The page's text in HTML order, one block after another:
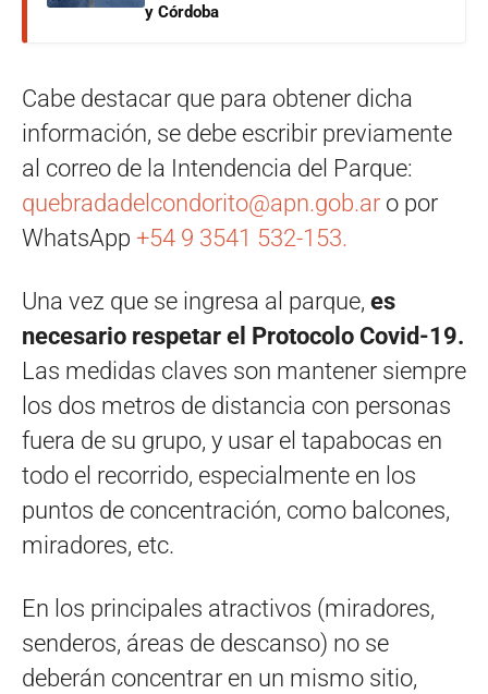
y Córdoba
Cabe destacar que para obtener dicha
información, se debe escribir previamente
al correo de la Intendencia del Parque:
quebradadelcondorito@apn.gob.ar o por
WhatsApp +54 9 3541 532-153.
Una vez que se ingresa al parque, es
necesario respetar el Protocolo Covid-19.
Las medidas claves son mantener siempre
los dos metros de distancia con personas
fuera de su grupo, y usar el tapabocas en
todo el recorrido, especialmente en los
puntos de concentración, como balcones,
miradores, etc.
En los principales atractivos (miradores,
senderos, áreas de descanso) no se
deberán concentrar en un mismo sitio,